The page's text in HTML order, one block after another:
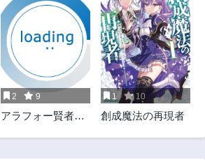
3ヶ月前
第58話
3ヶ月前
第56話
3ヶ月前
第55話
3ヶ月前
第53話
2 9
アラフォー賢者の
師ライフ～
1 10
創成魔法の再現者